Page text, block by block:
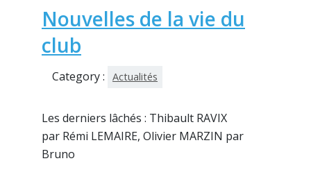
Nouvelles de la vie du
club
Category : Actualités
Les derniers lâchés : Thibault RAVIX
par Rémi LEMAIRE, Olivier MARZIN par
Bruno